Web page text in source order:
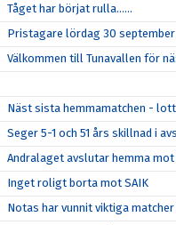
Tåget har börjat rulla……
Pristagare lördag 30 september
Välkommen till Tunavallen för
Näst sista hemmamatchen -
Seger 5-1 och 51 års skillnad i
Andralaget avslutar hemma mot
Inget roligt borta mot SAIK
Notas har vunnit viktiga